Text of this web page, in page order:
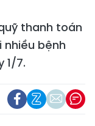
thanh toán
nhiều bệnh
1/7.